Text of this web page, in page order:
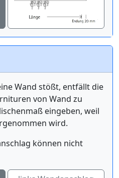
Wand stößt, entfällt die
von Wand zu
eingeben, weil
wird.
können nicht